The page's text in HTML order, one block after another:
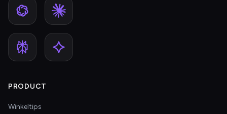
PRODUCT
Winkeltips